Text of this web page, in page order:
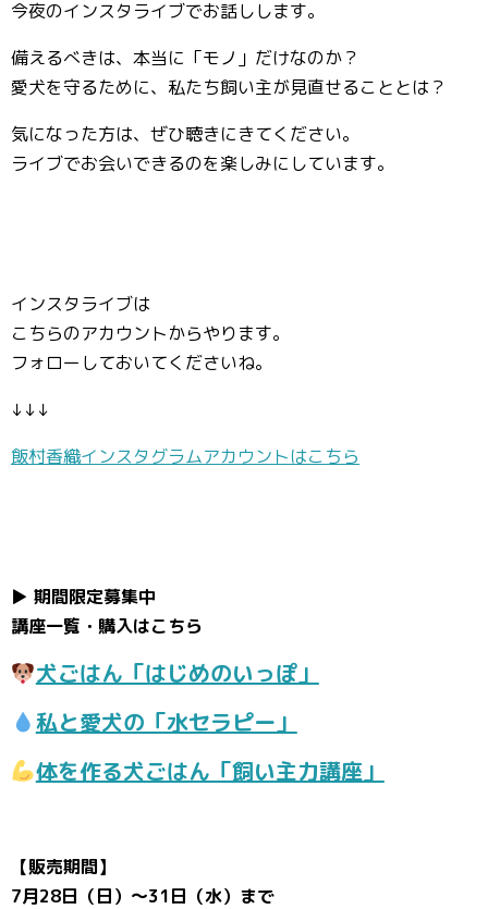
今夜のインスタライブでお話しします。
備えるべきは、本当に「モノ」だけなのか？
愛犬を守るために、私たち飼い主が見直せることとは？
気になった方は、ぜひ聴きにきてください。
ライブでお会いできるのを楽しみにしています。
インスタライブは
こちらのアカウントからやります。
フォローしておいてくださいね。
↓↓↓
飯村香織インスタグラムアカウントはこちら
▶︎ 期間限定募集中
講座一覧・購入はこちら
犬ごはん「はじめのいっぽ」
私と愛犬の「水セラピー」
体を作る犬ごはん「飼い主力講座」
【販売期間】
7月28日（日）〜31日（水）まで